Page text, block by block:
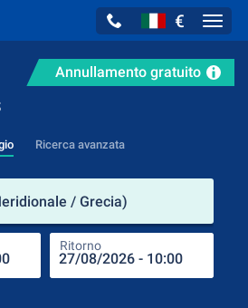
€
Annullamento gratuito
Ricerca avanzata
/ Grecia)
Ritorno